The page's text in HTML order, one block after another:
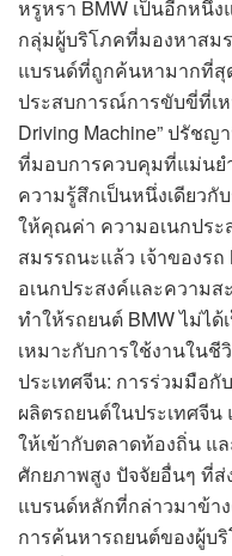
หรูหรา BMW เป็นอีกหนึ่
กลุ่มผู้บริโภคที่มองหาสม
แบรนด์ที่ถูกค้นหามากที่สุ
ประสบการณ์การขับขี่ที่เห
Driving Machine” ปรัช
ที่มอบการควบคุมที่แม่นย
ความรู้สึกเป็นหนึ่งเดียว
ให้คุณค่า ความอเนกประ
สมรรถนะแล้ว เจ้าของร
อเนกประสงค์และความ
ทำให้รถยนต์ BMW ไม่ได้
เหมาะกับการใช้งานในชี
ประเทศจีน: การร่วมมือกั
ผลิตรถยนต์ในประเทศจีน
ให้เข้ากับตลาดท้องถิ่น แ
ศักยภาพสูง ปัจจัยอื่นๆ ที่
แบรนด์หลักที่กล่าวมาข้า
การค้นหารถยนต์ของผู้บ